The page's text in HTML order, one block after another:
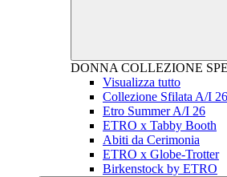
DONNA COLLEZIONE
Visualizza tutto
Collezione Sfilata A/I 26
Etro Summer A/I 26
ETRO x Tabby Booth
Abiti da Cerimonia
ETRO x Globe-Trotter
Birkenstock by ETRO